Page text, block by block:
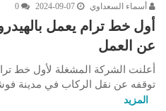
أسماء السعداوي 2024-09-07
0
أول خط ترام يعمل
عن العمل
أعلنت الشركة المشغلة لأول خط
توقفه عن نقل الركاب في مدينة
المزيد